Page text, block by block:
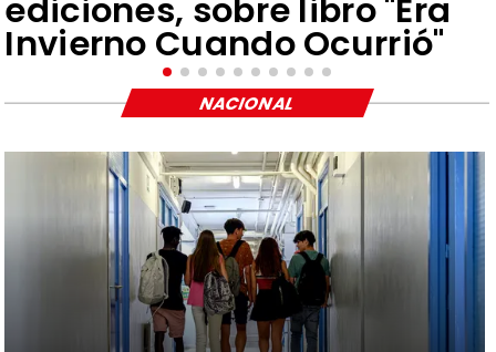
ediciones, sobre libro "Era
Invierno Cuando Ocurrió"
NACIONAL